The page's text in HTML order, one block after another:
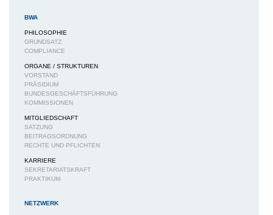
BWA
PHILOSOPHIE
GRUNDSATZ
COMPLIANCE
ORGANE / STRUKTUREN
VORSTAND
PRÄSIDIUM
BUNDESGESCHÄFTSFÜHRUNG
KOMMISSIONEN
MITGLIEDSCHAFT
SATZUNG
BEITRAGSORDNUNG
RECHTE UND PFLICHTEN
KARRIERE
SEKRETARIATSKRAFT
PRAKTIKUM
NETZWERK